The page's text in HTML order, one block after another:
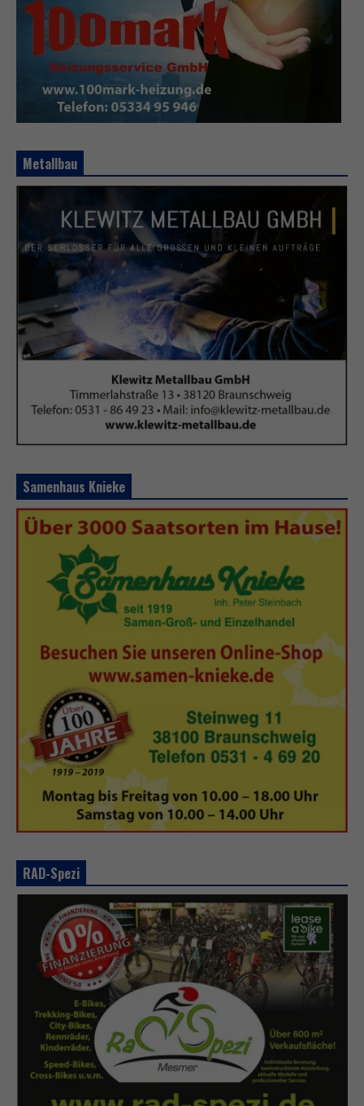
Metallbau
Samenhaus Knieke
RAD-Spezi